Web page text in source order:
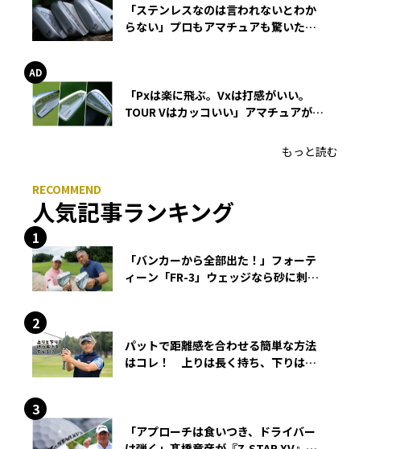
「ステンレスなのは言われないとわか
らない」プロもアマチュアも驚いた
「Pxは楽に飛ぶ。Vxは打感がいい。
TOUR Vはカッコいい」アマチュアが選
もっと読む
人気記事ランキング
「バンカーから全部出た！」フォーテ
ィーン「FR-3」ウェッジなら砂に刺さ
パットで距離感を合わせる簡単な方法
はコレ！ 上りは長く持ち、下りは短
「アプローチは食いつき、ドライバー